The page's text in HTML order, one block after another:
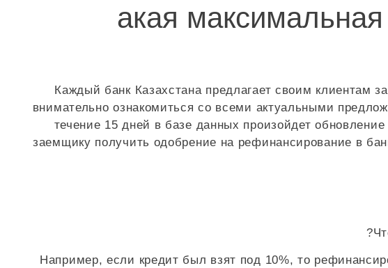
акая
Каждый банк Казахстана предлагает своим клиентам
внимательно ознакомиться со всеми актуальными
течение 15 дней в базе данных произойдет
заемщику получить одобрение на рефинансирование в
Например, если кредит был взят под 10%, то